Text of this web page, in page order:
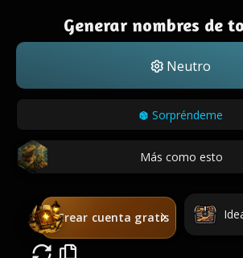
Generar nombres de
Neutro
Sorpréndeme
Más como esto
Crear cuenta gratis